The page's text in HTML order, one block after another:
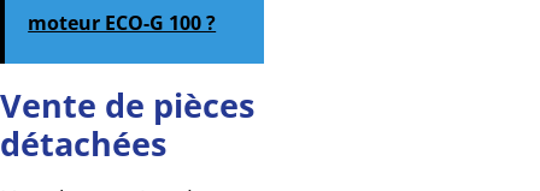
moteur ECO-G 100 ?
Vente de pièces
détachées